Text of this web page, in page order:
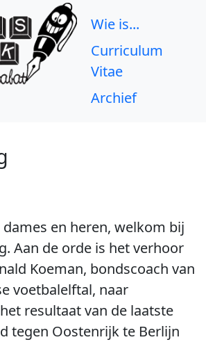
Wie is...
Curriculum
Vitae
Archief
dames en heren, welkom bij
Aan de orde is het verhoor
Koeman, bondscoach van
voetbalelftal, naar
resultaat van de laatste
tegen Oostenrijk te Berlijn